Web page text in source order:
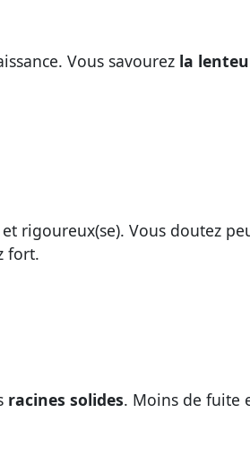
Vous savourez la
rigoureux(se). Vous doutez
fort.
racines solides. Moins de fuite